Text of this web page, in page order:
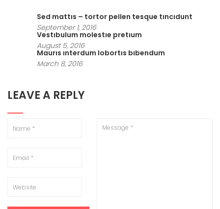
Sed mattis – tortor pellen tesque tincidunt
September 1, 2016
Vestibulum molestie pretium
August 5, 2016
Mauris interdum lobortis bibendum
March 8, 2016
LEAVE A REPLY